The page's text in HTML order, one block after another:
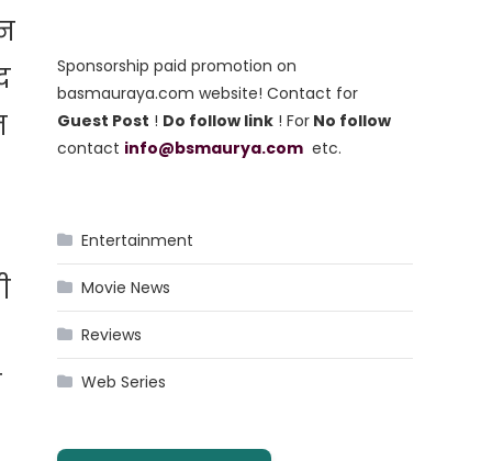
Sponsorship paid promotion on
basmauraya.com website! Contact for
Guest Post ! Do follow link ! For No follow
contact info@bsmaurya.com etc.
Entertainment
Movie News
Reviews
Web Series